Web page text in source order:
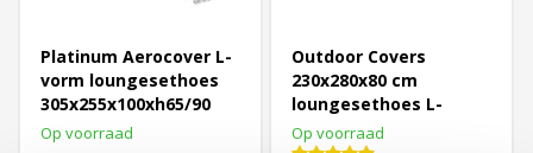
Platinum Aerocover L-
vorm loungesethoes
305x255x100xh65/90
cm. - Rechts
Op voorraad
Outdoor Covers
230x280x80 cm
loungesethoes L-
vormige - LINKS
Op voorraad